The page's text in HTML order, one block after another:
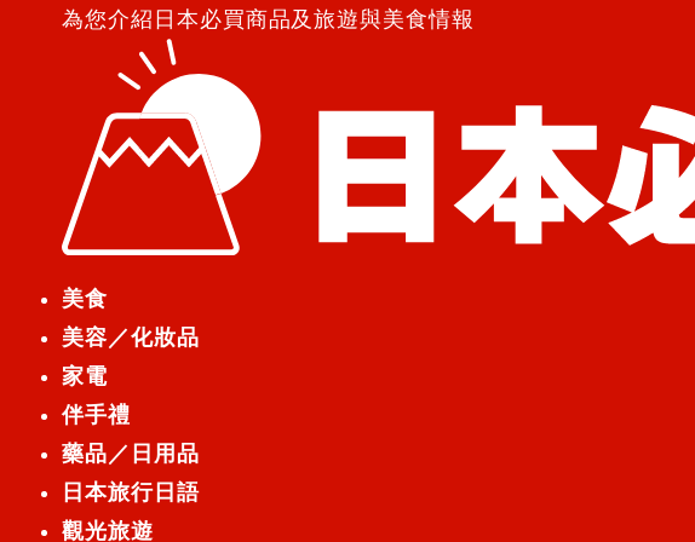
為您介紹日本必買商品及旅遊與美食情報
美食
美容／化妝品
家電
伴手禮
藥品／日用品
日本旅行日語
觀光旅遊
油起司 cup85g
2015.05.19
ーチーズ カップ85g
司 cup85g